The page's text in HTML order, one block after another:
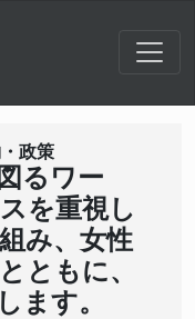
政策
るワー
を重視し
み、女性
ともに、
ます。